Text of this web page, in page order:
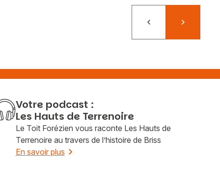
PrécédentSuivant
Votre podcast :
Les Hauts de Terrenoire
Le Toit Forézien vous raconte Les Hauts de
Terrenoire au travers de l’histoire de Briss
En savoir plus